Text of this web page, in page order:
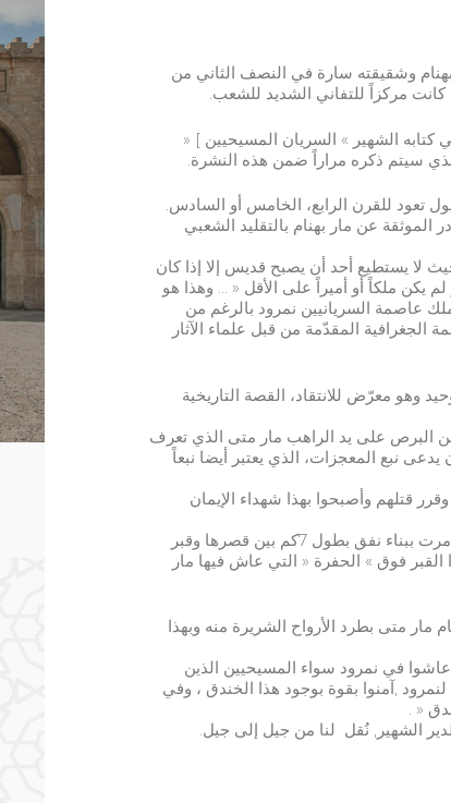
وشقيقته سارة في النصف الثاني من
كتابه الشهير » السريان المسيحيين ] «
تعود للقرن الرابع، الخامس أو السادس.
عن مار بهنام بالتقليد الشعبي
لا يستطيع أحد أن يصبح قديس إلا إذا كان
يكن ملكاً أو أميراً على الأقل « … وهذا هو
عاصمة السريانيين نمرود بالرغم من
الجغرافية المقدّمة من قبل علماء الآثار
وهو معرّض للانتقاد، القصة التاريخية
البرص على يد الراهب مار متى الذي تعرف
نبع المعجزات، الذي يعتبر أيضا نبعاً
قتلهم وأصبحوا بهذا شهداء الإيمان
خلاص الملك سنحريب كان بفضل الملكة شيرين التي أمرت ببناء نفق بطول 7كم بين قصرها وقبر
فوق » الحفرة « التي عاش فيها مار
متى بطرد الأرواح الشريرة منه وبهذا
في نمرود سواء المسيحيين الذين
,آمنوا بقوة بوجود هذا الخندق ، وفي
« .
الشهير, نُقل لنا من جيل إلى جيل.
داعش للنحت الغائر القديم داخل دير مار بهنام
ماغيسيان / ميزوبوتاميا